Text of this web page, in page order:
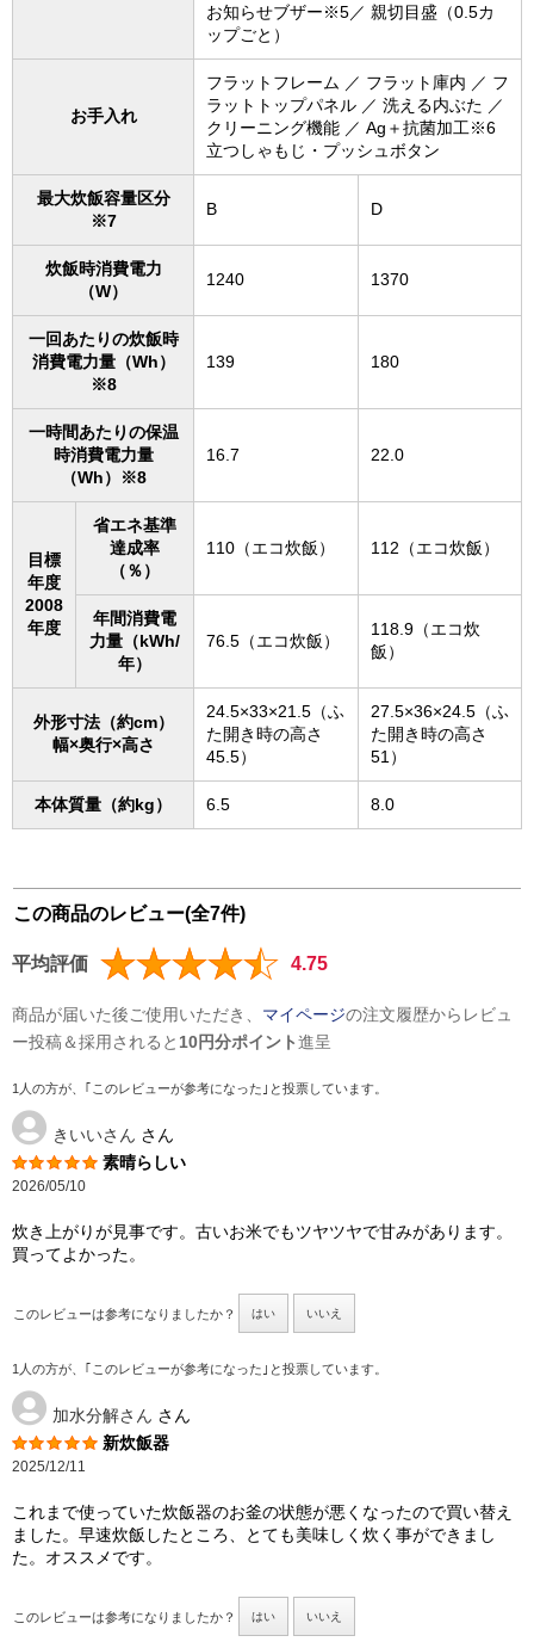
お知らせブザー※5／ 親切目盛（0.5カ
ップごと）
お手入れ
フラットフレーム ／ フラット庫内 ／ フ
ラットトップパネル ／ 洗える内ぶた ／
クリーニング機能 ／ Ag＋抗菌加工※6
立つしゃもじ・プッシュボタン
最大炊飯容量区分
※7
B D
炊飯時消費電力
（W）
1240 1370
一回あたりの炊飯時
消費電力量（Wh）
※8
139 180
一時間あたりの保温
時消費電力量
（Wh）※8
16.7 22.0
目標
年度
2008
年度
省エネ基準
達成率
（％）
110（エコ炊飯） 112（エコ炊飯）
年間消費電
力量（kWh/
年）
76.5（エコ炊飯）
118.9（エコ炊
飯）
外形寸法（約cm）
幅×奥行×高さ
24.5×33×21.5（ふ
た開き時の高さ
45.5）
27.5×36×24.5（ふ
た開き時の高さ
51）
本体質量（約kg） 6.5 8.0
この商品のレビュー(全7件)
平均評価 4.75
商品が届いた後ご使用いただき、 マイページの注文履歴からレビュ
ー投稿＆採用されると 10円分ポイント進呈
1人の方が、｢このレビューが参考になった｣と投票しています。
きいいさん さん
素晴らしい
2026/05/10
炊き上がりが見事です。古いお米でもツヤツヤで甘みがあります。
買ってよかった。
このレビューは参考になりましたか？ はい いいえ
1人の方が、｢このレビューが参考になった｣と投票しています。
加水分解さん さん
新炊飯器
2025/12/11
これまで使っていた炊飯器のお釜の状態が悪くなったので買い替え
ました。早速炊飯したところ、とても美味しく炊く事ができまし
た。オススメです。
このレビューは参考になりましたか？ はい いいえ